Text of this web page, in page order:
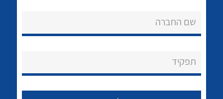
הצוות שלנו
שם החברה
תפקיד